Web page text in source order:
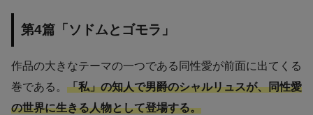
第4篇「ソドムとゴモラ」
作品の大きなテーマの一つである同性愛が前面に出てくる
巻である。 「私」の知人で男爵のシャルリュスが、同性愛
の世界に生きる人物として登場する。